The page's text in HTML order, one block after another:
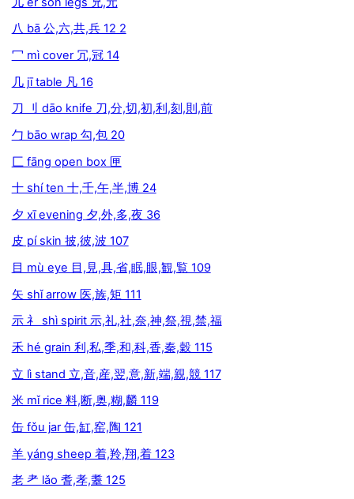
八 bā 公,六,共,兵 12 2
冖 mì cover 冗,冠 14
几 jī table 凡 16
刀 刂 dāo knife 刀,分,切,初,利,刻,則,前
勹 bāo wrap 勾,包 20
匚 fāng open box 匣
十 shí ten 十,千,午,半,博 24
夕 xī evening 夕,外,多,夜 36
皮 pí skin 披,彼,波 107
目 mù eye 目,見,具,省,眠,眼,観,覧 109
矢 shǐ arrow 医,族,矩 111
示 礻 shì spirit 示,礼,社,奈,神,祭,視,禁,福
禾 hé grain 利,私,季,和,科,香,秦,穀 115
立 lì stand 立,音,産,翌,意,新,端,親,競 117
米 mǐ rice 料,断,奥,糊,麟 119
缶 fǒu jar 缶,缸,窑,陶 121
羊 yáng sheep 着,羚,翔,着 123
老 耂 lǎo 耆,孝,耋 125